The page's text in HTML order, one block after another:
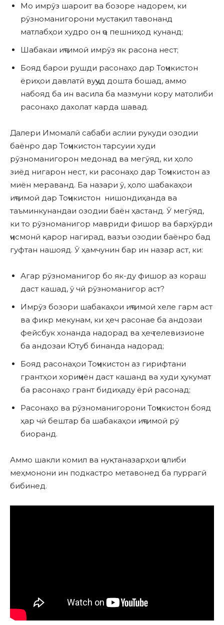
Мо имрӯз шароит ва бозоре надорем, ки
рӯзноманигорони мустақил тавонанд
матлабҳои худро он ҷо пешниҳод кунанд;
Шабакаи иҷтимоӣ имрӯз як расона нест;
Бояд барои рушди расонаҳо дар Тоҷикистон
ёриҳои давлатӣ вуҷуд дошта бошад, аммо
набояд ба ин васила ба мазмуни кору матолиби
расонаҳо дахолат карда шавад.
Далери Имомалӣ сабаби аслии рукуди озодии
баёнро дар Тоҷикистон тарсуии худи
рӯзноманигорон медонад ва мегӯяд, ки ҳоло
зиёд нигарон нест, ки расонаҳо дар Тоҷикистон аз
миён мераванд. Ба назари ӯ, ҳоло шабакаҳои
иҷтимоӣ дар Тоҷикистон нишондиҳанда ва
таъминкунандаи озодии баён ҳастанд. Ӯ мегӯяд,
ки то рӯзноманигор мавриди фишор ва бархӯрди
ҷисмонӣ қарор нагирад, вазъи озодии баёнро бад
гуфтан нашояд. Ӯ ҳамчунин бар ин назар аст, ки:
Агар рӯзноманигор бо як-ду фишор аз кораш
даст кашад, ӯ чӣ рӯзноманигор аст?
Имрӯз бозори шабакаҳои иҷтимоӣ хеле гарм аст
ва фикр мекунам, ки ҳеч расонае ба андозаи
фейсбук хонанда надорад ва ҳеҷ телевизионе
ба андозаи Ютуб бинанда надорад;
Бояд расонаҳои Тоҷикистон аз гирифтани
грантҳои хориҷиён даст кашанд ва худи ҳукумат
ба расонаҳо грант бидиҳаду ёрӣ расонад;
Расонаҳо ва рӯзноманигорони Тоҷикистон бояд
ҳар чӣ бештар ба шабакаҳои иҷтимоӣ рӯ
биоранд.
Аммо шакли комил ва нуқтаназарҳои ҷолиби
меҳмонони ин подкастро метавонед ба пуррагӣ
бибинед.